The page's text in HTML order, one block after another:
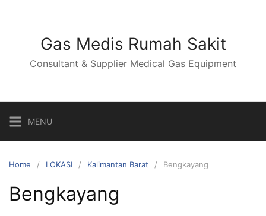
Gas Medis Rumah Sakit
Consultant & Supplier Medical Gas Equipment
MENU
Home LOKASI Kalimantan Barat Bengkayang
Bengkayang